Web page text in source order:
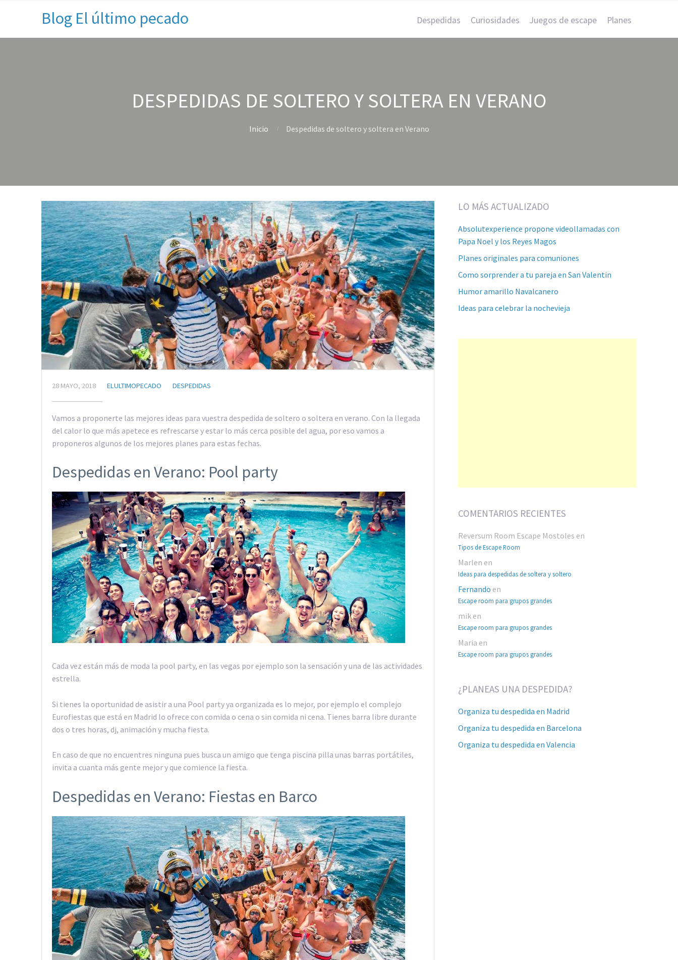
Blog El último pecado Despedidas Curiosidades Juegos de escape Planes
DESPEDIDAS DE SOLTERO Y SOLTERA EN VERANO
Inicio Despedidas de soltero y soltera en Verano
28 MAYO, 2018 ELULTIMOPECADO DESPEDIDAS
Vamos a proponerte las mejores ideas para vuestra despedida de soltero o soltera en verano. Con la llegada
del calor lo que más apetece es refrescarse y estar lo más cerca posible del agua, por eso vamos a
proponeros algunos de los mejores planes para estas fechas.
Despedidas en Verano: Pool party
Cada vez están más de moda la pool party, en las vegas por ejemplo son la sensación y una de las actividades
estrella.
Si tienes la oportunidad de asistir a una Pool party ya organizada es lo mejor, por ejemplo el complejo
Eurofiestas que está en Madrid lo ofrece con comida o cena o sin comida ni cena. Tienes barra libre durante
dos o tres horas, dj, animación y mucha fiesta.
En caso de que no encuentres ninguna pues busca un amigo que tenga piscina pilla unas barras portátiles,
invita a cuanta más gente mejor y que comience la fiesta.
Despedidas en Verano: Fiestas en Barco
LO MÁS ACTUALIZADO
Absolutexperience propone videollamadas con
Papa Noel y los Reyes Magos
Planes originales para comuniones
Como sorprender a tu pareja en San Valentin
Humor amarillo Navalcanero
Ideas para celebrar la nochevieja
COMENTARIOS RECIENTES
Reversum Room Escape Mostoles en
Tipos de Escape Room
Marlen en
Ideas para despedidas de soltera y soltero
Fernando en
Escape room para grupos grandes
miken
Escape room para grupos grandes
Maria en
Escape room para grupos grandes
¿PLANEAS UNA DESPEDIDA?
Organiza tu despedida en Madrid
Organiza tu despedida en Barcelona
Organiza tu despedida en Valencia